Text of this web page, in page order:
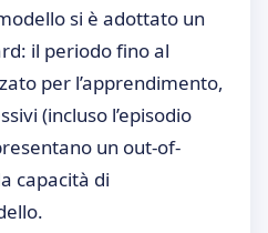
si è adottato un
il periodo fino al
per l’apprendimento,
(incluso l’episodio
un out-of-
capacità di